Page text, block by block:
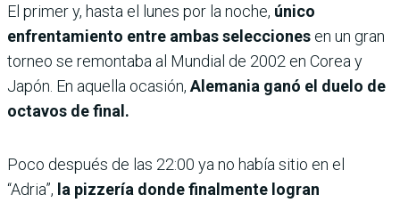
El primer y, hasta el lunes por la noche, único
enfrentamiento entre ambas selecciones en un gran
torneo se remontaba al Mundial de 2002 en Corea y
Japón. En aquella ocasión, Alemania ganó el duelo de
octavos de final.
Poco después de las 22:00 ya no había sitio en el
“Adria”, la pizzería donde finalmente logran